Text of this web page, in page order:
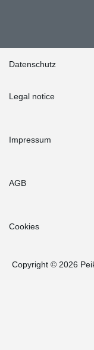
Datenschutz
Legal notice
Impressum
AGB
Cookies
Copyright © 2026